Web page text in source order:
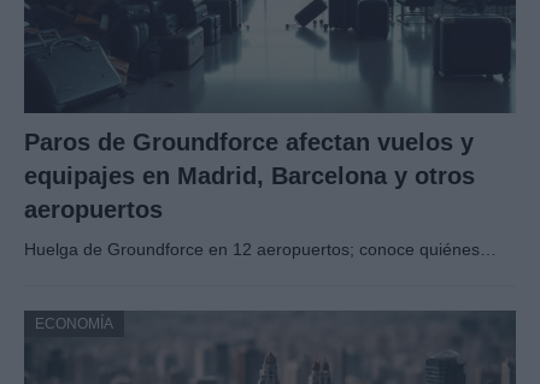
Paros de Groundforce afectan vuelos y
equipajes en Madrid, Barcelona y otros
aeropuertos
Huelga de Groundforce en 12 aeropuertos; conoce quiénes…
ECONOMÍA